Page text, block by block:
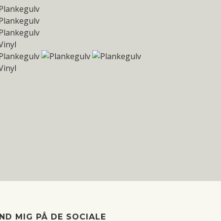
MIG PÅ DE SOCIALE